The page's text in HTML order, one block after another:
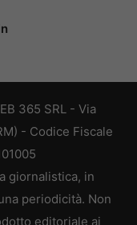
365 SRL - Via
- Codice Fiscale
giornalistica, in
periodicità. Non
editoriale ai